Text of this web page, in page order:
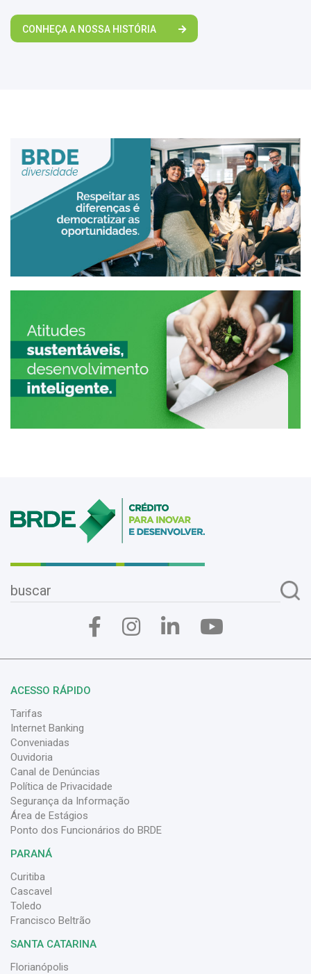
CONHEÇA A NOSSA HISTÓRIA
ACESSO RÁPIDO
Tarifas
Internet Banking
Conveniadas
Ouvidoria
Canal de Denúncias
Política de Privacidade
Segurança da Informação
Área de Estágios
Ponto dos Funcionários do BRDE
PARANÁ
Curitiba
Cascavel
Toledo
Francisco Beltrão
SANTA CATARINA
Florianópolis